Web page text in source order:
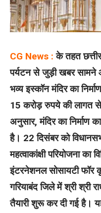
CG News : के तहत
पर्यटन से जुड़ी खबर
भव्य इस्कॉन मंदिर का
15 करोड़ रुपये की लागत से
अनुसार, मंदिर का निर्माण
है। 22 दिसंबर को
महत्वाकांक्षी परियोजना
इंटरनेशनल सोसायटी फॉर
गरियाबंद जिले में श्री श्री
तैयारी शुरू कर दी गई है। यह